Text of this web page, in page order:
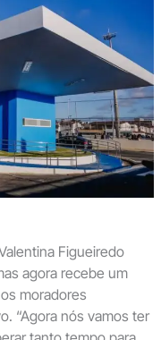
Figueiredo
agora recebe um
moradores
“Agora nós vamos ter